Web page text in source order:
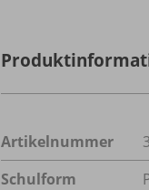
Artikelnummer
Schulform